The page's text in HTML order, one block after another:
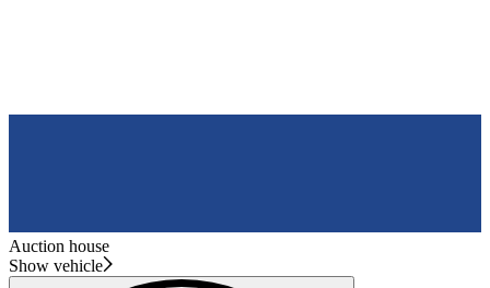
Auction house
Show vehicle